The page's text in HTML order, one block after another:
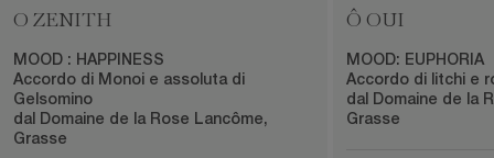
O ZENITH
MOOD : HAPPINESS
Accordo di Monoi e assoluta di
Gelsomino
dal Domaine de la Rose Lancôme,
Grasse
Ô OUI
MOOD: EUPHORIA
Accordo di litchi e
dal Domaine de la
Grasse